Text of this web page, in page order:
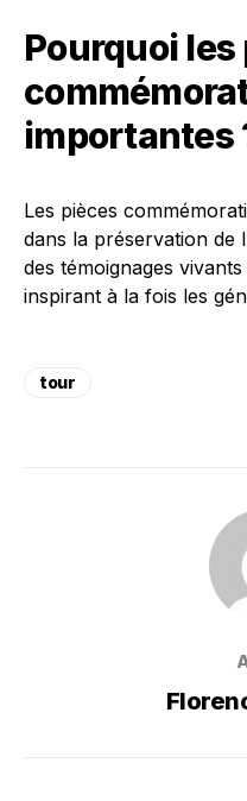
Pourquoi les
importantes
Les pièces
dans la préservation de
des témoignages
inspirant à la fois les
tour